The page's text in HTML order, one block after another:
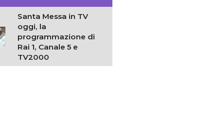
Santa Messa in TV
oggi, la
programmazione di
Rai 1, Canale 5 e
TV2000